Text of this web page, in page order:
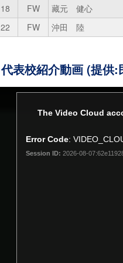
18 FW 藏元 健心
22
FW 沖田 陸
代表校紹介動画 (提供:
The Video Cloud
Error Code:
Session ID: 2026-08-